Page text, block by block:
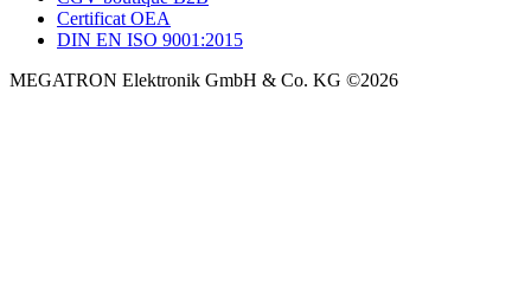
Certificat OEA
DIN EN ISO 9001:2015
MEGATRON Elektronik GmbH & Co. KG ©2026